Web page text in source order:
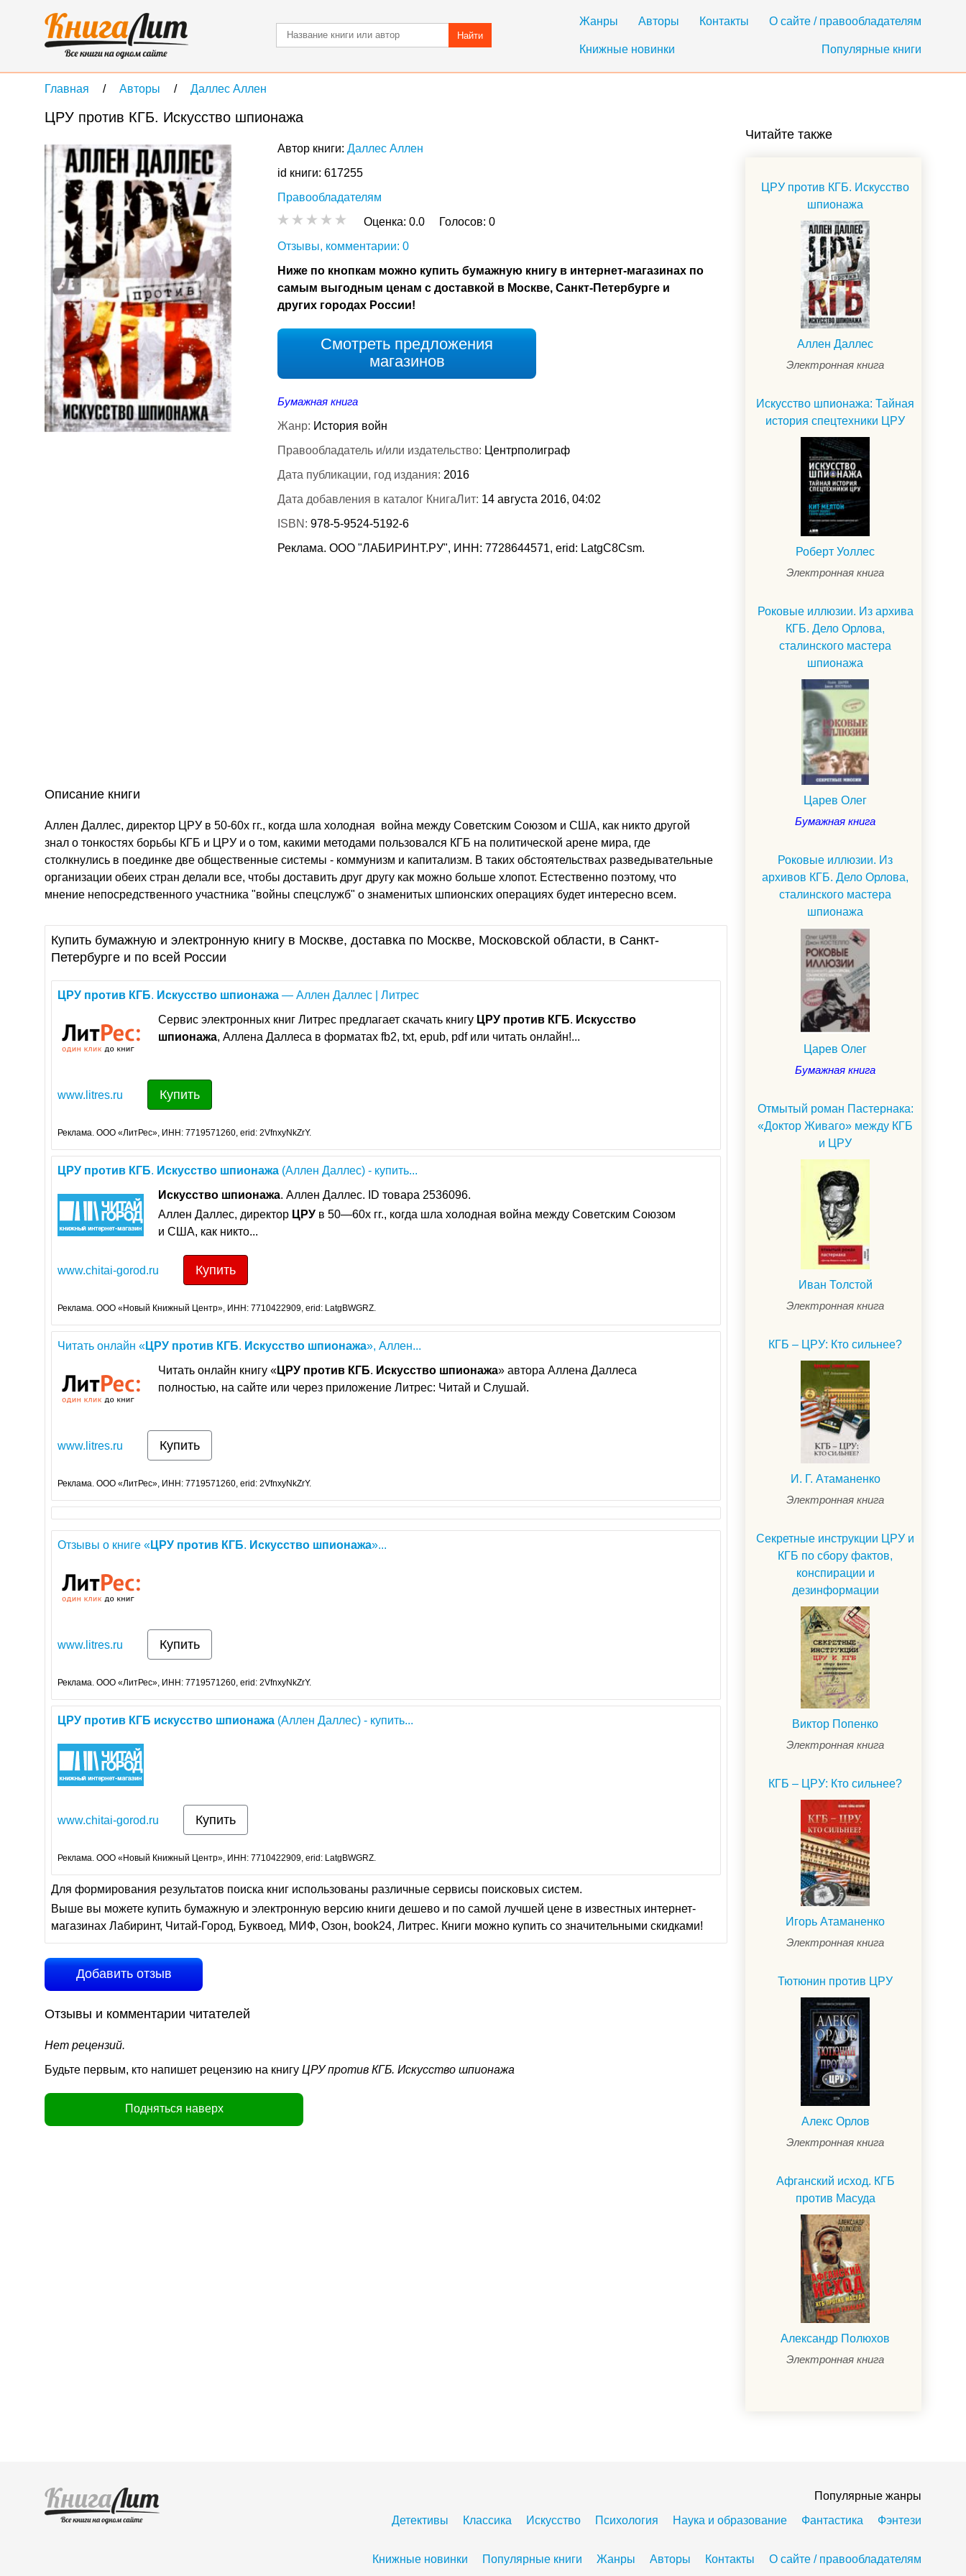
Жанры Авторы Контакты О сайте / правообладателям
Книжные новинки Популярные книги
Найти
Главная Авторы Даллес Аллен
ЦРУ против КГБ. Искусство шпионажа
Автор книги: Даллес Аллен
id книги: 617255
Правообладателям
Оценка: 0.0 Голосов: 0
Отзывы, комментарии: 0
Ниже по кнопкам можно купить бумажную книгу в интернет-магазинах по
самым выгодным ценам с доставкой в Москве, Санкт-Петербурге и
других городах России!
Смотреть предложения
магазинов
Бумажная книга
Жанр: История войн
Правообладатель и/или издательство: Центрполиграф
Дата публикации, год издания: 2016
Дата добавления в каталог КнигаЛит: 14 августа 2016, 04:02
ISBN: 978-5-9524-5192-6
Реклама. ООО "ЛАБИРИНТ.РУ", ИНН: 7728644571, erid: LatgC8Csm.
Описание книги
Аллен Даллес, директор ЦРУ в 50-60­х гг., когда шла холодная ­ война между Советским Союзом и США, как никто другой
знал о тонкостях борьбы КГБ и ЦРУ и о том, какими методами пользовался КГБ на политической арене мира, где
столкнулись в поединке две общественные системы - коммунизм и капитализм. В таких обстоятельствах разведывательные
организации обеих стран делали все, чтобы доставить друг другу как можно больше хлопот. Естественно поэтому, что
мнение непосредственного участника "войны спецслужб" о знаменитых шпионских операциях будет интересно всем.
Купить бумажную и электронную книгу в Москве, доставка по Москве, Московской области, в Санкт-
Петербурге и по всей России
ЦРУ против КГБ. Искусство шпионажа — Аллен Даллес | Литрес
Сервис электронных книг Литрес предлагает скачать книгу ЦРУ против КГБ. Искусство
шпионажа, Аллена Даллеса в форматах fb2, txt, epub, pdf или читать онлайн!...
www.litres.ru Купить
Реклама. ООО «ЛитРес», ИНН: 7719571260, erid: 2VfnxyNkZrY.
ЦРУ против КГБ. Искусство шпионажа (Аллен Даллес) - купить...
Искусство шпионажа. Аллен Даллес. ID товара 2536096.
Аллен Даллес, директор ЦРУ в 50—60х гг., когда шла холодная ­война между Советским Союзом
и США, как никто...
www.chitai-gorod.ru Купить
Реклама. ООО «Новый Книжный Центр», ИНН: 7710422909, erid: LatgBWGRZ.
Читать онлайн «ЦРУ против КГБ. Искусство шпионажа», Аллен...
Читать онлайн книгу «ЦРУ против КГБ. Искусство шпионажа» автора Аллена Даллеса
полностью, на сайте или через приложение Литрес: Читай и Слушай.
www.litres.ru Купить
Реклама. ООО «ЛитРес», ИНН: 7719571260, erid: 2VfnxyNkZrY.
Отзывы о книге «ЦРУ против КГБ. Искусство шпионажа»...
www.litres.ru Купить
Реклама. ООО «ЛитРес», ИНН: 7719571260, erid: 2VfnxyNkZrY.
ЦРУ против КГБ искусство шпионажа (Аллен Даллес) - купить...
www.chitai-gorod.ru Купить
Реклама. ООО «Новый Книжный Центр», ИНН: 7710422909, erid: LatgBWGRZ.
Для формирования результатов поиска книг использованы различные сервисы поисковых систем.
Выше вы можете купить бумажную и электронную версию книги дешево и по самой лучшей цене в известных интернет-
магазинах Лабиринт, Читай-Город, Буквоед, МИФ, Озон, book24, Литрес. Книги можно купить со значительными скидками!
Добавить отзыв
Отзывы и комментарии читателей
Нет рецензий.
Будьте первым, кто напишет рецензию на книгу ЦРУ против КГБ. Искусство шпионажа
Подняться наверх
Читайте также
ЦРУ против КГБ. Искусство
шпионажа
Аллен Даллес
Электронная книга
Искусство шпионажа: Тайная
история спецтехники ЦРУ
Роберт Уоллес
Электронная книга
Роковые иллюзии. Из архива
КГБ. Дело Орлова,
сталинского мастера
шпионажа
Царев Олег
Бумажная книга
Роковые иллюзии. Из
архивов КГБ. Дело Орлова,
сталинского мастера
шпионажа
Царев Олег
Бумажная книга
Отмытый роман Пастернака:
«Доктор Живаго» между КГБ
и ЦРУ
Иван Толстой
Электронная книга
КГБ – ЦРУ: Кто сильнее?
И. Г. Атаманенко
Электронная книга
Секретные инструкции ЦРУ и
КГБ по сбору фактов,
конспирации и
дезинформации
Виктор Попенко
Электронная книга
КГБ – ЦРУ: Кто сильнее?
Игорь Атаманенко
Электронная книга
Тютюнин против ЦРУ
Алекс Орлов
Электронная книга
Афганский исход. КГБ
против Масуда
Александр Полюхов
Электронная книга
Популярные жанры
Детективы
Классика Искусство Психология Наука и образование Фантастика Фэнтези
Книжные новинки Популярные книги Жанры Авторы Контакты О сайте / правообладателям